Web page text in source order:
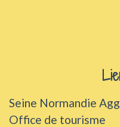
Seine Normandie
Office de tourisme